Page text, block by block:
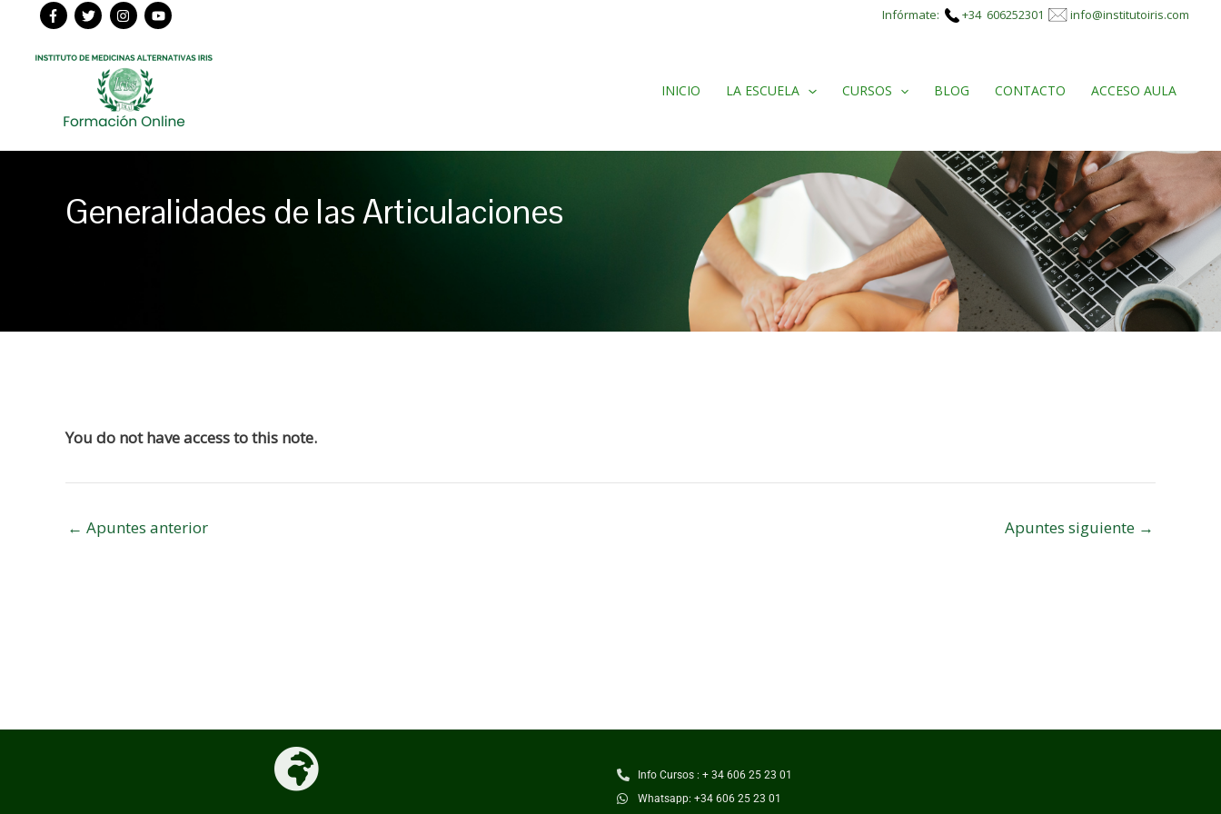
contenido
Infórmate: +34 606252301 info@institutoiris.com
INICIO LA ESCUELA CURSOS BLOG CONTACTO ACCESO AULA
Generalidades de las Articulaciones
You do not have access to this note.
de
← Apuntes anterior Apuntes siguiente →
Info Cursos : + 34 606 25 23 01
Whatsapp: +34 606 25 23 01